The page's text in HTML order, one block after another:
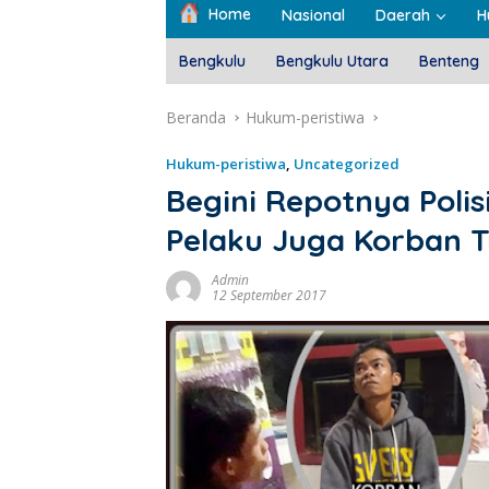
Home Nasional Daerah
Bengkulu Bengkulu Utara Benteng
Beranda Hukum-peristiwa
Hukum-peristiwa Uncategorized
Begini Repotnya
Pelaku Juga Korban
Admin
12 September 2017